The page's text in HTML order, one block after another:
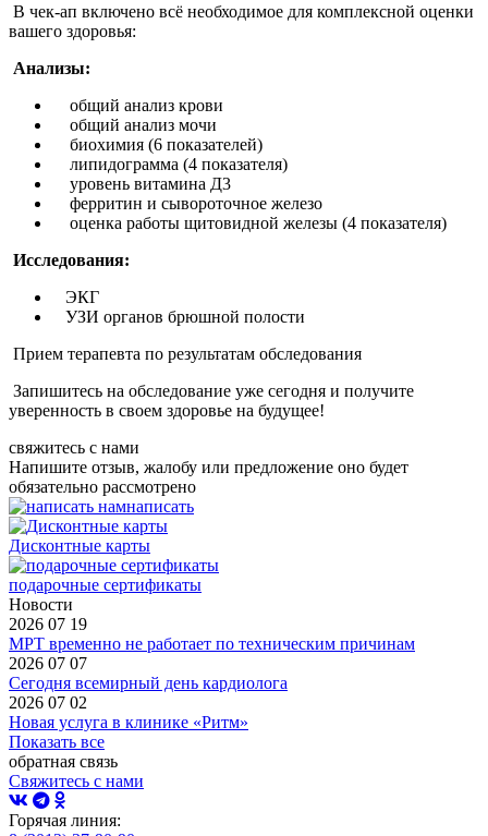
В чек-ап включено всё необходимое для комплексной оценки
вашего здоровья:
Анализы:
общий анализ крови
общий анализ мочи
биохимия (6 показателей)
липидограмма (4 показателя)
уровень витамина Д3
ферритин и сывороточное железо
оценка работы щитовидной железы (4 показателя)
Исследования:
ЭКГ
УЗИ органов брюшной полости
Прием терапевта по результатам обследования
Запишитесь на обследование уже сегодня и получите
уверенность в своем здоровье на будущее!
свяжитесь с нами
Напишите отзыв, жалобу или предложение оно будет
обязательно рассмотрено
написать
Дисконтные карты
подарочные сертификаты
Новости
2026 07 19
МРТ временно не работает по техническим причинам
2026 07 07
Сегодня всемирный день кардиолога
2026 07 02
Новая услуга в клинике «Ритм»
Показать все
обратная связь
Свяжитесь с нами
Горячая линия: